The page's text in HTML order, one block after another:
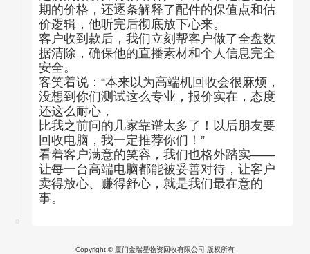
期的价格，还逐条解释了配件的保值点和估
价逻辑，他听完后彻底放下心来。
客户收到款后，我们立刻帮客户做了全盘数
据清除，确保他的直播素材和个人信息完全
安全。
客笑着说：“本来以为高端机回收会很麻烦，
没想到你们测试这么专业，报价实在，态度
还这么耐心，
比我之前问的几家靠谱太多了！以后朋友要
回收电脑，我一定推荐你们！”
看着客户满意的笑容，我们也格外踏实——
让每一台高端电脑都能被妥善对待，让客户
卖得放心、赚得舒心，就是我们最在意的
事。
Copyright © 厦门金瑞星物资回收有限公司 版权所有